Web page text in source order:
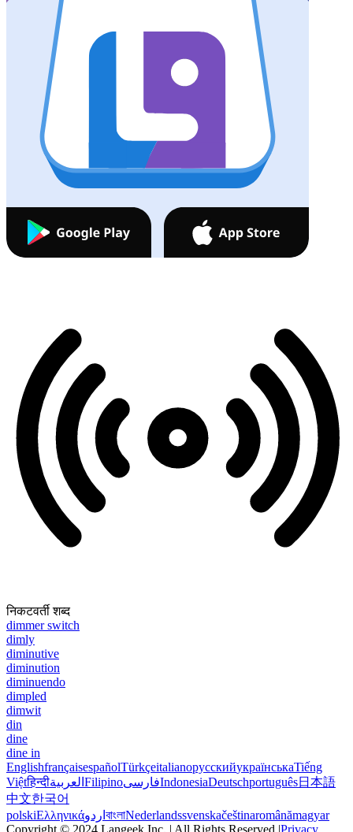
निकटवर्ती शब्द
dimmer switch
dimly
diminutive
diminution
diminuendo
dimpled
dimwit
din
dine
dine in
EnglishfrançaisespañolTürkçeitalianoрусскийукраїнськаTiếng
Việtहिन्दीالعربية FilipinoفارسیIndonesiaDeutschportuguês日本語
中文한국어
polskiΕλληνικάاردو বাংলাNederlandssvenskačeštinaromânămagyar
Copyright © 2024 Langeek Inc. | All Rights Reserved |Privacy